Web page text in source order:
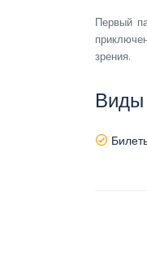
Первый
зрения.
Виды